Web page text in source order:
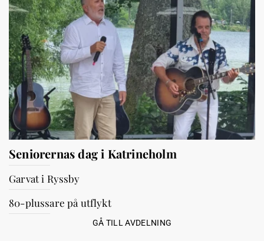
Seniorernas dag i Katrineholm
Garvat i Ryssby
80-plussare på utflykt
GÅ TILL AVDELNING